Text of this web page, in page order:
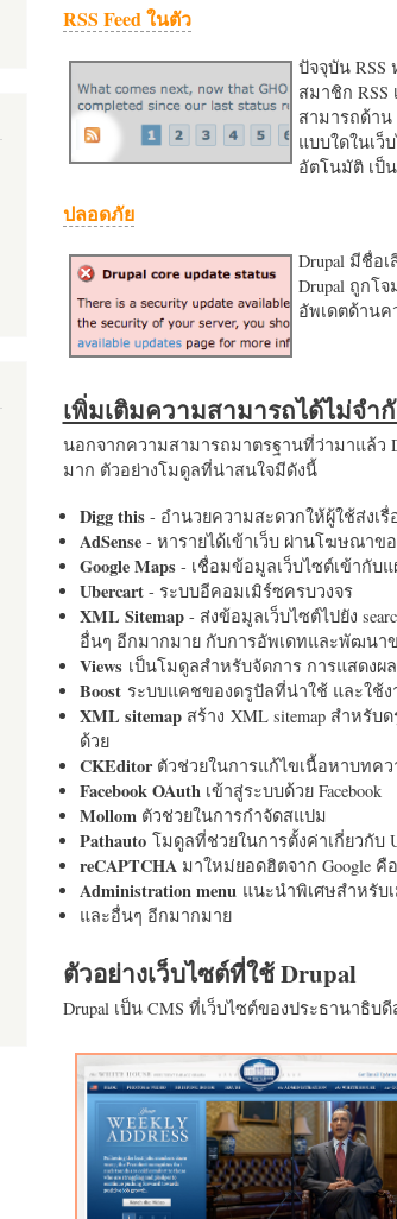
RSS Feed ในตัว
ปัจจุบัน RSS
สมาชิก
สามารถด้าน
แบบใดในเว็
อัตโนมัติ เป็
ปลอดภัย
Drupal มีชื่อ
Drupal ถูกโ
อัพเดตด้านค
เพิ่มเติมความสามารถได้ไม่จำ
นอกจากความสามารถมาตรฐานที่ว่ามาแล้ว
มาก ตัวอย่างโมดูลที่น่าสนใจมีดังนี้
Digg this- อำนวยความสะดวกให้ผู้ใช้ส่งเรื่
AdSense- หารายได้เข้าเว็บ ผ่านโฆษณาขอ
Google Maps- เชื่อมข้อมูลเว็บไซต์เข้ากับแ
Ubercart- ระบบอีคอมเมิร์ซครบวงจร
XML Sitemap- ส่งข้อมูลเว็บไซต์ไปยัง
อื่นๆ อีกมากมาย กับการอัพเดทและพัฒน
Views เป็นโมดูลสำหรับจัดการ การแสดงผ
Boost ระบบแคชของดรูปัลที่น่าใช้ และใช้
XML sitemapสร้าง XML sitemap สำหรับ
ด้วย
CKEditorตัวช่วยในการแก้ไขเนื้อหาบทคว
Facebook OAuth เข้าสู่ระบบด้วย Facebook
Mollom ตัวช่วยในการกำจัดสแปม
Pathautoโมดูลที่ช่วยในการตั้งค่าเกี่ยวกับ
reCAPTCHA มาใหม่ยอดฮิตจาก Google
Administration menu แนะนำพิเศษสำหรับ
และอื่นๆ อีกมากมาย
ตัวอย่างเว็บไซต์ที่ใช้ Drupal
Drupal เป็น CMS ที่เว็บไซต์ของประธานาธิบดี